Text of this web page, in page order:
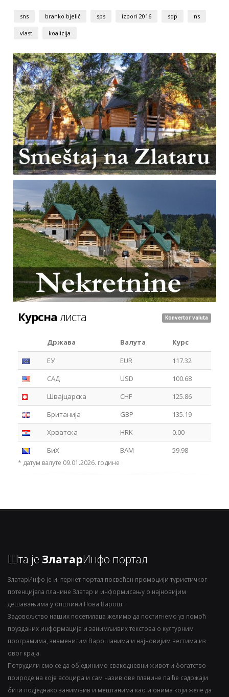
sns branko bjelić sps izbori 2016 sdp ns
vlast koalicija
Курсна листа Konvertor valuta
Држава Валута
Курс
ЕУ
EUR
117.32
САД
USD
100.68
Швајцарска
CHF
125.86
Британија
GBP
135.19
Хрватска
HRK
0.00
БиХ
BAM 59.98
* датум валуте 09.01.2026. године
Шта је ЗлатарИнфо портал
ЗлатарИнфо је интернет портал посвећен промоцији туристичког
потенцијала планине Златар и информисању о најновијим
дешавањима у општини Нова Варош.
Задовољство наших посетилаца желимо да постигнемо уз помоћ
поузданих информација и занимљивих текстова о културним
програмима, знаменитим Варошанима и најновијим вестима из
овог краја.
Потрудили смо се да објединимо свакодневни живот и богатство
природе на које асоцира и сам назив ове планине па ће садржаји
бити подједнако занимљив и мештанима као и онима који желе да